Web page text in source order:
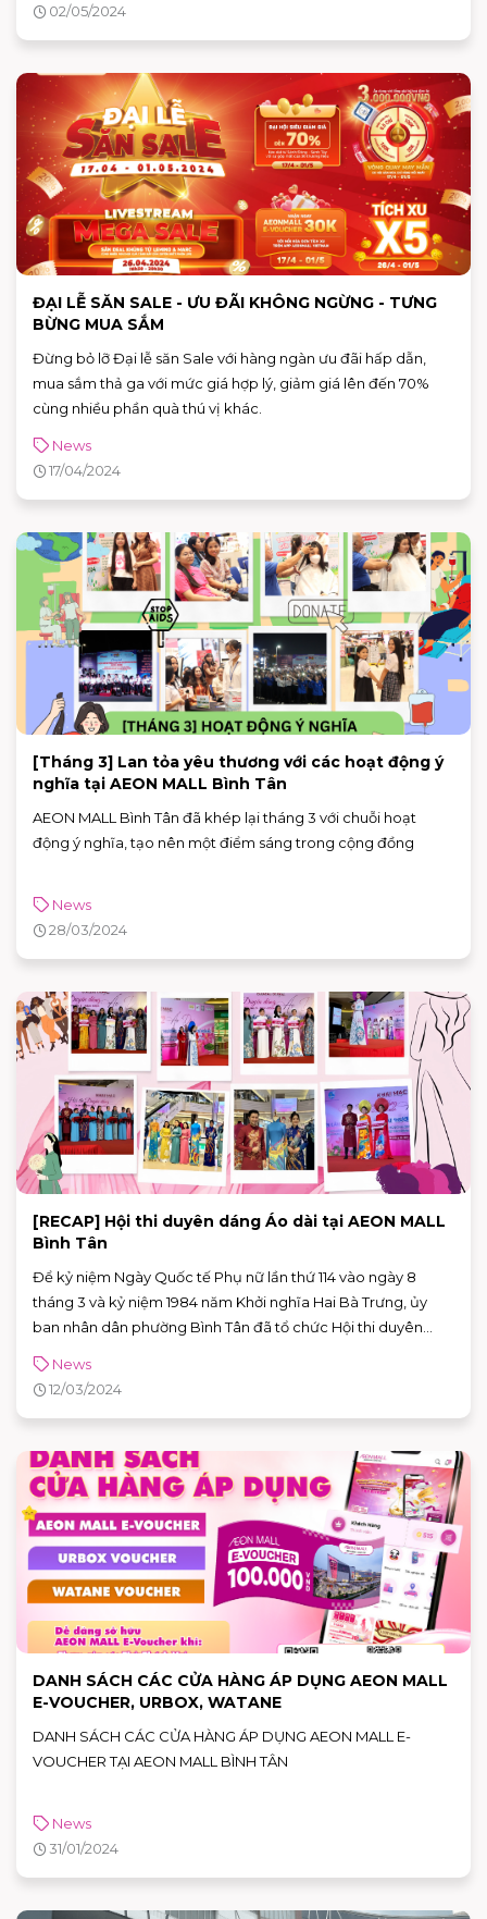
02/05/2024
ĐẠI LỄ SĂN SALE - ƯU ĐÃI KHÔNG NGỪNG - TƯNG
BỪNG MUA SẮM️
Đừng bỏ lỡ Đại lễ săn Sale với hàng ngàn ưu đãi hấp dẫn,
mua sắm thả ga với mức giá hợp lý, giảm giá lên đến 70%
cùng nhiều phần quà thú vị khác.
News
17/04/2024
[Tháng 3] Lan tỏa yêu thương với các hoạt động ý
nghĩa tại AEON MALL Bình Tân
AEON MALL Bình Tân đã khép lại tháng 3 với chuỗi hoạt
động ý nghĩa, tạo nên một điểm sáng trong cộng đồng
News
28/03/2024
[RECAP] Hội thi duyên dáng Áo dài tại AEON MALL
Bình Tân
Để kỷ niệm Ngày Quốc tế Phụ nữ lần thứ 114 vào ngày 8
tháng 3 và kỷ niệm 1984 năm Khởi nghĩa Hai Bà Trưng, ủy
ban nhân dân phường Bình Tân đã tổ chức Hội thi duyên
chỉ nhằm tôn vinh vẻ đẹp vượt thời gian và ý nghĩa văn hóa
của tà áo dài Việt Nam mà còn khơi dậy niềm tự hào và
News
12/03/2024
DANH SÁCH CÁC CỬA HÀNG ÁP DỤNG AEON MALL
E-VOUCHER, URBOX, WATANE
DANH SÁCH CÁC CỬA HÀNG ÁP DỤNG AEON MALL E-
VOUCHER TẠI AEON MALL BÌNH TÂN
News
31/01/2024